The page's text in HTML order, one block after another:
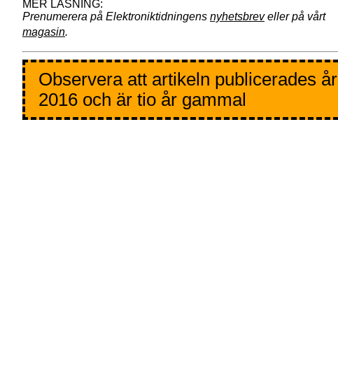
Prenumerera på Elektroniktidningens nyhetsbreveller på vårt
magasin.
Observera att artikeln publicerades år
2016 och är tio år gammal